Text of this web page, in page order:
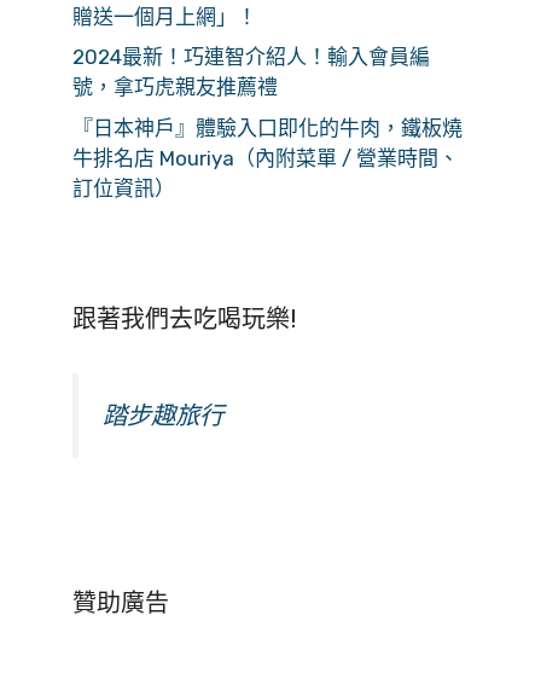
贈送一個月上網」！
2024最新！巧連智介紹人！輸入會員編
號，拿巧虎親友推薦禮
『日本神戶』體驗入口即化的牛肉，鐵板燒
牛排名店 Mouriya（內附菜單 / 營業時間、
訂位資訊）
跟著我們去吃喝玩樂!
踏步趣旅行
贊助廣告